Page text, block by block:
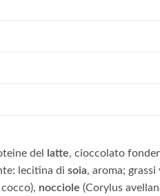
del latte, cioccolato
lecitina di soia, aroma;
nocciole (Corylus